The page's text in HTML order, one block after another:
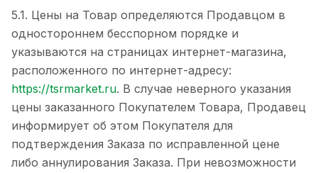
5.1. Цены на Товар определяются Продавцом в
одностороннем бесспорном порядке и
указываются на страницах интернет-магазина,
расположенного по интернет-адресу:
https://tsrmarket.ru. В случае неверного указания
цены заказанного Покупателем Товара, Продавец
информирует об этом Покупателя для
подтверждения Заказа по исправленной цене
либо аннулирования Заказа. При невозможности